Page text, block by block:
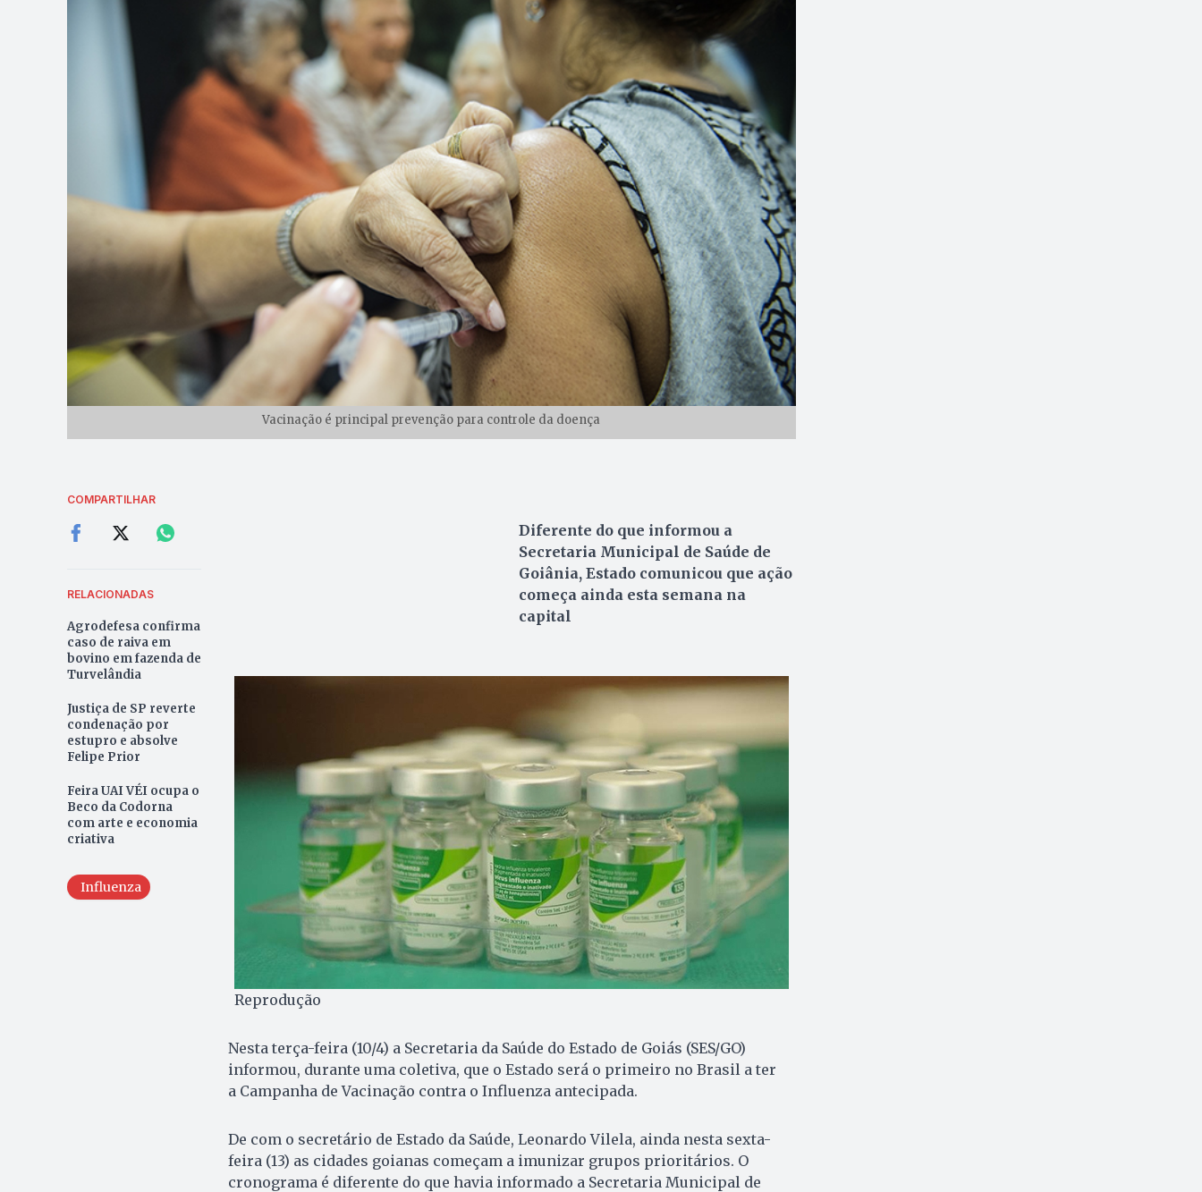
Vacinação é principal prevenção para controle da doença
COMPARTILHAR
RELACIONADAS
Agrodefesa confirma
caso de raiva em
bovino em fazenda de
Turvelândia
Justiça de SP reverte
condenação por
estupro e absolve
Felipe Prior
Feira UAI VÉI ocupa o
Beco da Codorna
com arte e economia
criativa
Influenza
Diferente do que informou a
Secretaria Municipal de Saúde de
Goiânia, Estado comunicou que ação
começa ainda esta semana na
capital
Reprodução
Nesta terça-feira (10/4) a Secretaria da Saúde do Estado de Goiás (SES/GO)
informou, durante uma coletiva, que o Estado será o primeiro no Brasil a ter
a Campanha de Vacinação contra o Influenza antecipada.
De com o secretário de Estado da Saúde, Leonardo Vilela, ainda nesta sexta-
feira (13) as cidades goianas começam a imunizar grupos prioritários. O
cronograma é diferente do que havia informado a Secretaria Municipal de